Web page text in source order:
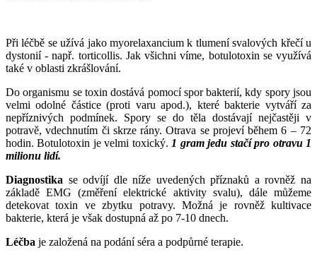
Při léčbě se užívá jako myorelaxancium k tlumení svalových křečí u
dystonií - např. torticollis. Jak všichni víme, botulotoxin se využívá
také v oblasti zkrášlování.
Do organismu se toxin dostává pomocí spor bakterií, kdy spory jsou
velmi odolné částice (proti varu apod.), které bakterie vytváří za
nepříznivých podmínek. Spory se do těla dostávají nejčastěji v
potravě, vdechnutím či skrze rány. Otrava se projeví během 6 – 72
hodin. Botulotoxin je velmi toxický. 1 gram jedu stačí pro otravu 1
milionu lidí.
Diagnostika se odvíjí dle níže uvedených příznaků a rovněž na
základě EMG (změření elektrické aktivity svalu), dále můžeme
detekovat toxin ve zbytku potravy. Možná je rovněž kultivace
bakterie, která je však dostupná až po 7-10 dnech.
Léčba je založená na podání séra a podpůrné terapie.